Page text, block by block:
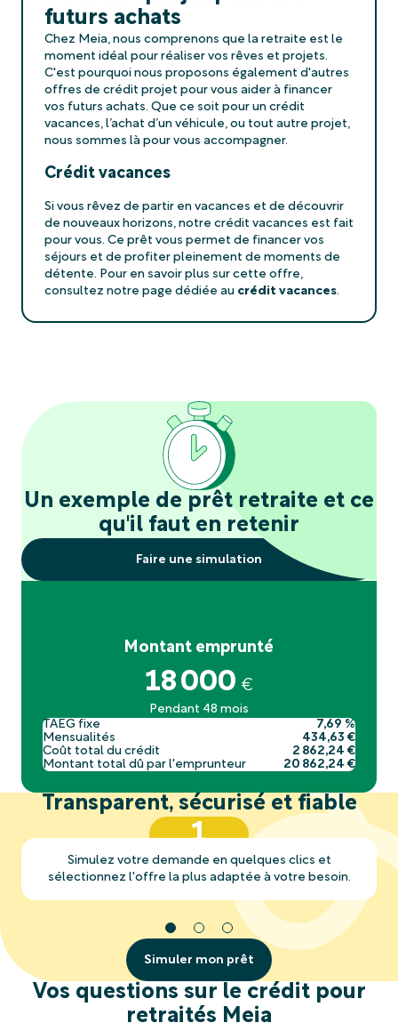
futurs achats
Chez Meia, nous comprenons que la retraite est le
moment idéal pour réaliser vos rêves et projets.
C'est pourquoi nous proposons également d'autres
offres de crédit projet pour vous aider à financer
vos futurs achats. Que ce soit pour un crédit
vacances, l’achat d’un véhicule, ou tout autre projet,
nous sommes là pour vous accompagner.
Crédit vacances
Si vous rêvez de partir en vacances et de découvrir
de nouveaux horizons, notre crédit vacances est fait
pour vous. Ce prêt vous permet de financer vos
séjours et de profiter pleinement de moments de
détente. Pour en savoir plus sur cette offre,
consultez notre page dédiée au crédit vacances.
Un exemple de prêt retraite et ce
qu'il faut en retenir
Faire une simulation
Montant emprunté
18 000 €
Pendant 48 mois
TAEG fixe
7,69 %
Mensualités
434,63 €
Coût total du crédit
2 862,24 €
Montant total dû par l'emprunteur
20 862,24 €
Transparent, sécurisé et fiable
1
Simulez votre demande en quelques clics et
sélectionnez l'offre la plus adaptée à votre besoin.
Simuler mon prêt
Vos questions sur le crédit pour
retraités Meia